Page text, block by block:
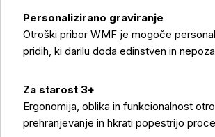
Personalizirano graviranje
Otroški pribor WMF je mogoče
pridih, ki darilu doda edinstven in
Za starost 3+
Ergonomija, oblika in funkcionalnost
prehranjevanje in hkrati popestrijo